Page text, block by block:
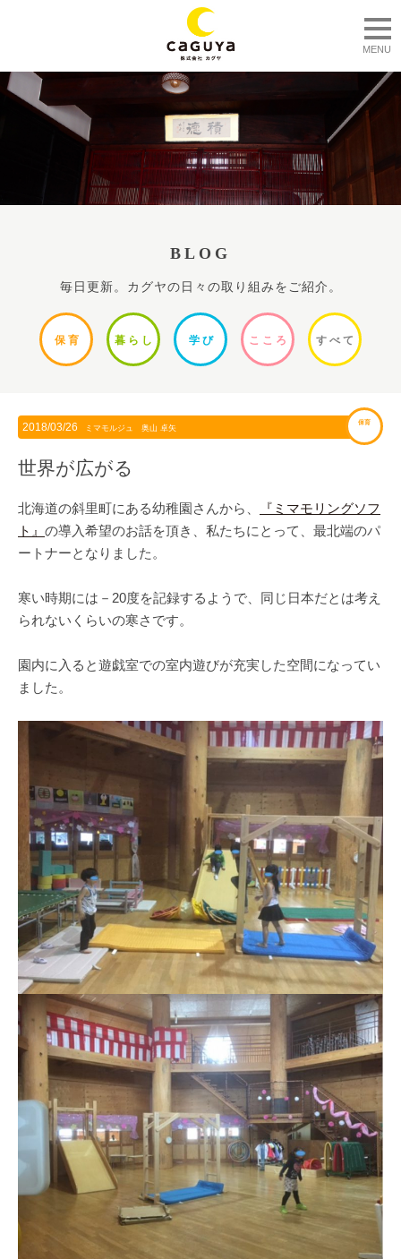
MENU
BLOG
毎日更新。カグヤの日々の取り組みをご紹介。
保 育 暮ら し 学 び ここ ろ すべて
2018/03/26 ミマモルジュ 奥山 卓矢
保育
世界が広がる
北海道の斜里町にある幼稚園さんから、
『ミマモリングソフ
ト』 の導入希望のお話を頂き、私たちにとって、最北端のパ
ートナーとなりました。
寒い時期には－20度を記録するようで、同じ日本だとは考え
られないくらいの寒さです。
園内に入ると遊戯室での室内遊びが充実した空間になってい
ました。